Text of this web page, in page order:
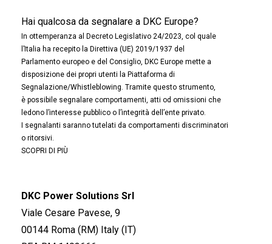
Hai qualcosa da segnalare a DKC Europe?
In ottemperanza al Decreto Legislativo 24/2023, col quale
l’Italia ha recepito la Direttiva (UE) 2019/1937 del
Parlamento europeo e del Consiglio, DKC Europe mette a
disposizione dei propri utenti la Piattaforma di
Segnalazione/Whistleblowing. Tramite questo strumento,
è possibile segnalare comportamenti, atti od omissioni che
ledono l’interesse pubblico o l’integrità dell’ente privato.
I segnalanti saranno tutelati da comportamenti discriminatori
o ritorsivi.
SCOPRI DI PIÙ
DKC Power Solutions Srl
Viale Cesare Pavese, 9
00144 Roma (RM) Italy (IT)